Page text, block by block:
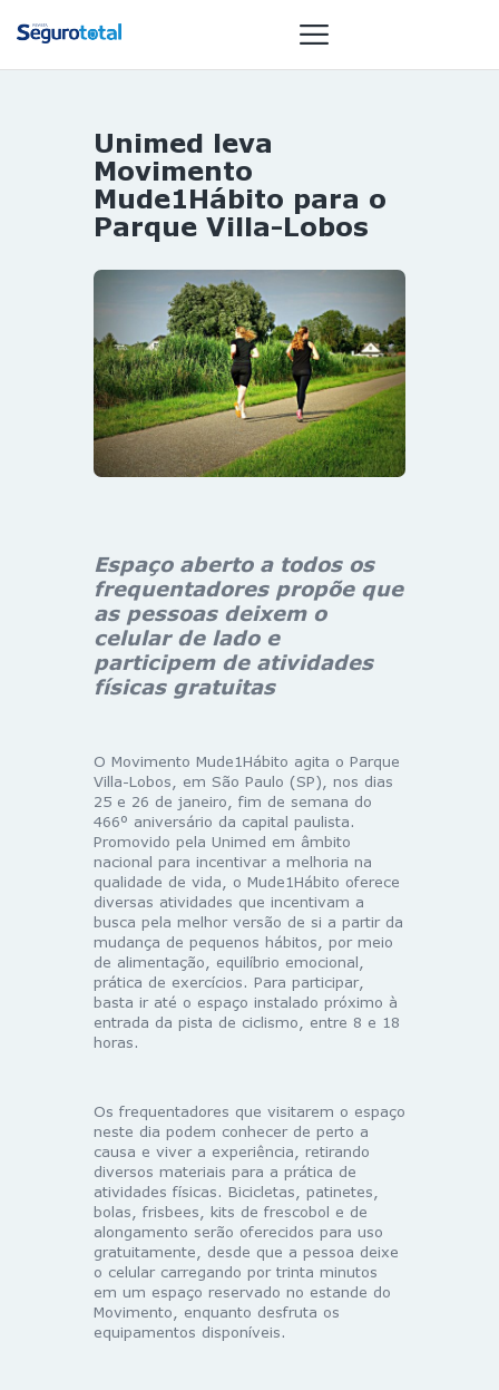
NOTÍCIAS
REVISTA
ESPECIAIS
OURO
ST SUMMIT
MULHERES
GESTORAS
HOMEST
HOME
Unimed leva
Movimento
Mude1Hábito para o
Parque Villa-Lobos
Espaço aberto a todos os
frequentadores propõe que
as pessoas deixem o
celular de lado e
participem de atividades
físicas gratuitas
O Movimento Mude1Hábito agita o Parque
Villa-Lobos, em São Paulo (SP), nos dias
25 e 26 de janeiro, fim de semana do
466º aniversário da capital paulista.
Promovido pela Unimed em âmbito
nacional para incentivar a melhoria na
qualidade de vida, o Mude1Hábito oferece
diversas atividades que incentivam a
busca pela melhor versão de si a partir da
mudança de pequenos hábitos, por meio
de alimentação, equilíbrio emocional,
prática de exercícios. Para participar,
basta ir até o espaço instalado próximo à
entrada da pista de ciclismo, entre 8 e 18
horas.
Os frequentadores que visitarem o espaço
neste dia podem conhecer de perto a
causa e viver a experiência, retirando
diversos materiais para a prática de
atividades físicas. Bicicletas, patinetes,
bolas, frisbees, kits de frescobol e de
alongamento serão oferecidos para uso
gratuitamente, desde que a pessoa deixe
o celular carregando por trinta minutos
em um espaço reservado no estande do
Movimento, enquanto desfruta os
equipamentos disponíveis.